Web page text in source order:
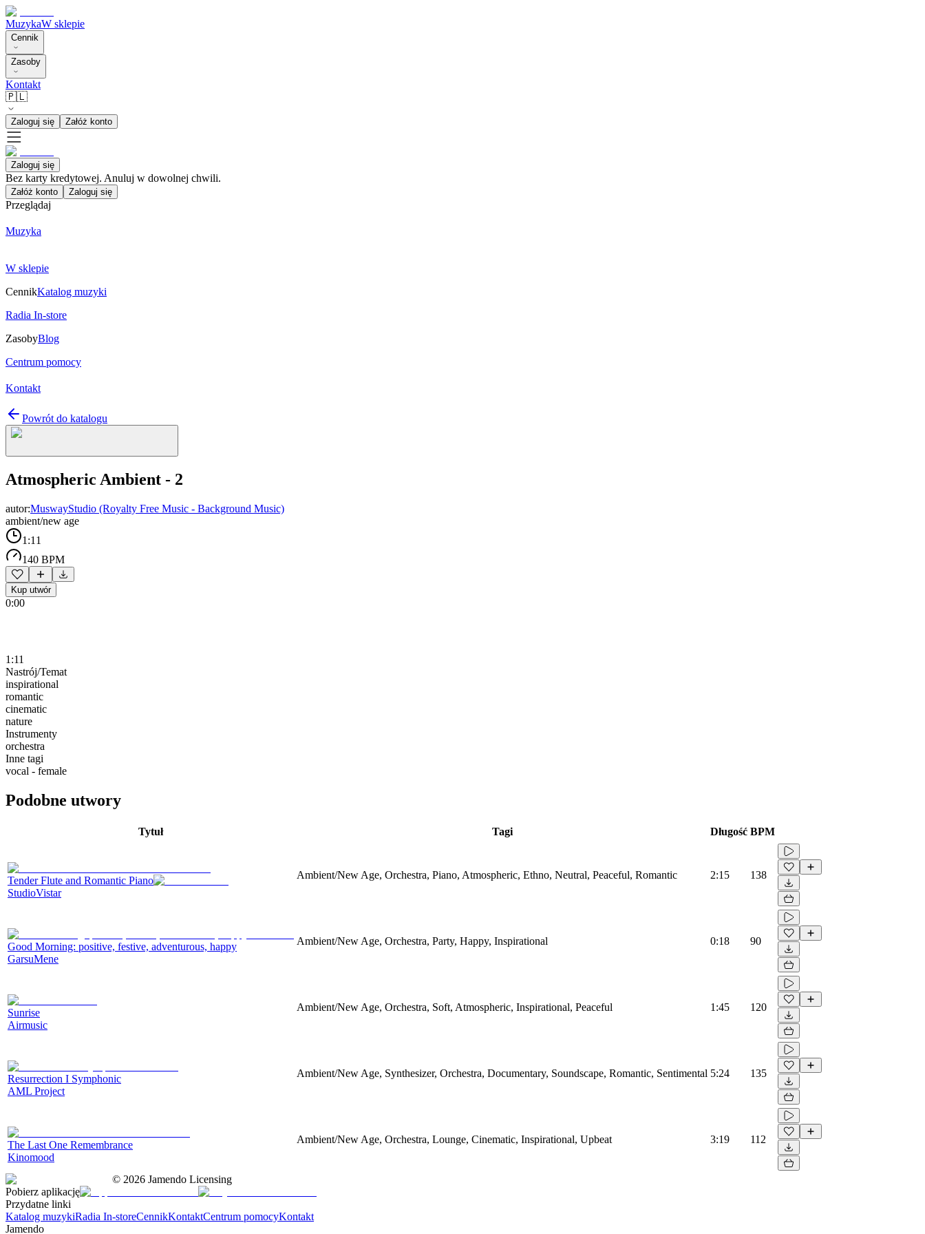
MuzykaW sklepie
Cennik
Zasoby
Kontakt
🇵🇱
Zaloguj się Załóż konto
Zaloguj się
Bez karty kredytowej. Anuluj w dowolnej chwili.
Załóż konto Zaloguj się
Przeglądaj
Muzyka
W sklepie
CennikKatalog muzyki
Radia In-store
ZasobyBlog
Centrum pomocy
Kontakt
Powrót do katalogu
Atmospheric Ambient - 2
autor:MuswayStudio (Royalty Free Music - Background Music)
ambient/new age
1:11
140 BPM
Kup utwór
0:00
1:11
Nastrój/Temat
inspirational
romantic
cinematic
nature
Instrumenty
orchestra
Inne tagi
vocal - female
Podobne utwory
Tytuł Tagi Długość BPM
Tender Flute and Romantic Piano
StudioVistar
Ambient/New Age, Orchestra, Piano, Atmospheric, Ethno, Neutral, Peaceful, Romantic 2:15 138
Good Morning: positive, festive, adventurous, happy
GarsuMene
Ambient/New Age, Orchestra, Party, Happy, Inspirational 0:18 90
Sunrise
Airmusic
Ambient/New Age, Orchestra, Soft, Atmospheric, Inspirational, Peaceful 1:45 120
Resurrection I Symphonic
AML Project
Ambient/New Age, Synthesizer, Orchestra, Documentary, Soundscape, Romantic, Sentimental 5:24 135
The Last One Remembrance
Kinomood
Ambient/New Age, Orchestra, Lounge, Cinematic, Inspirational, Upbeat 3:19 112
© 2026 Jamendo Licensing
Pobierz aplikację
Przydatne linki
Katalog muzykiRadia In-storeCennikKontaktCentrum pomocyKontakt
Jamendo